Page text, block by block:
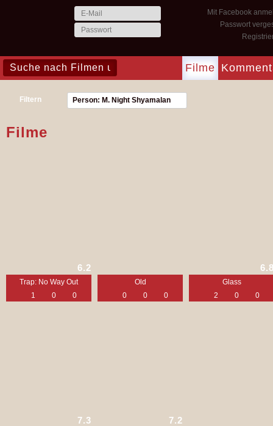
Mit Facebook
Passwort
Filme
Filtern Person: M. Night Shyamalan
Filme
Trap: No Way Out
6.2
1 0 0
Old
0
0 0
Glass
2 0 0
7.3 7.2